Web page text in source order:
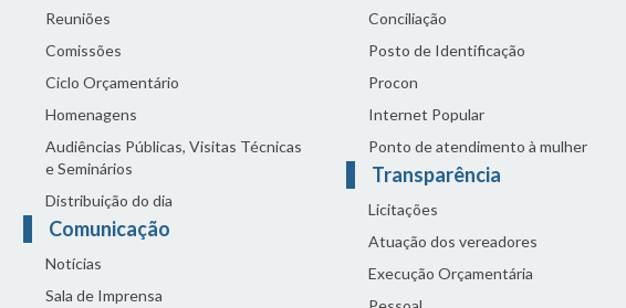
Reuniões
Comissões
Ciclo Orçamentário
Homenagens
Audiências Públicas, Visitas Técnicas
e Seminários
Distribuição do dia
Comunicação
Notícias
Sala de Imprensa
Conciliação
Posto de Identificação
Procon
Internet Popular
Ponto de atendimento à mulher
Transparência
Licitações
Atuação dos vereadores
Execução Orçamentária